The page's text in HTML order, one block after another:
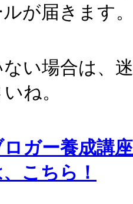
ルが届きます
ない場合は、
ね。
ガー養成講
こちら！